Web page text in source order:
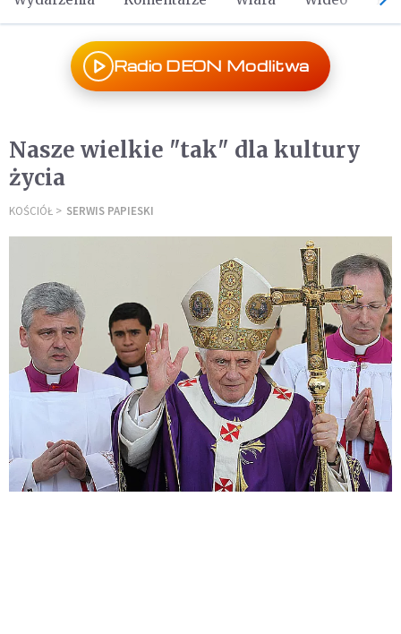
Radio DEON Modlitwa
Nasze wielkie "tak" dla kultury
życia
KOŚCIÓŁ SERWIS PAPIESKI